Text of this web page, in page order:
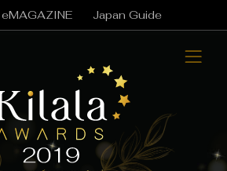
eMAGAZINE Japan Guide